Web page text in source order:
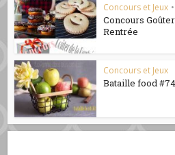
Concours et Jeux •
Concours
Rentrée
Concours et Jeux
Bataille food